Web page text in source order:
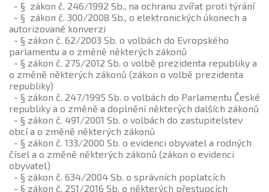
- § zákon č. 246/1992 Sb., na ochranu zvířat proti týrání
- § zákon č. 300/2008 Sb., o elektronických úkonech a
autorizované konverzi
- § zákon č. 62/2003 Sb. o volbách do Evropského
parlamentu a o změně některých zákonů
- § zákon č. 275/2012 Sb. o volbě prezidenta republiky a
o změně některých zákonů (zákon o volbě prezidenta
republiky)
- § zákon č. 247/1995 Sb. o volbách do Parlamentu České
republiky a o změně a doplnění některých dalších zákonů
- § zákon č. 491/2001 Sb. o volbách do zastupitelstev
obcí a o změně některých zákonů
- § zákon č. 133/2000 Sb. o evidenci obyvatel a rodných
čísel a o změně některých zákonů (zákon o evidenci
obyvatel)
- § zákon č. 634/2004 Sb. o správních poplatcích
- § zákon č. 251/2016 Sb. o některých přestupcích